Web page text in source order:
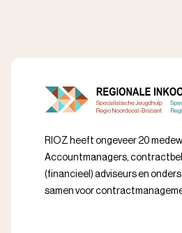
RIOZ heeft ongeveer 20
Accountmanagers,
(financieel) adviseurs en
samen voor